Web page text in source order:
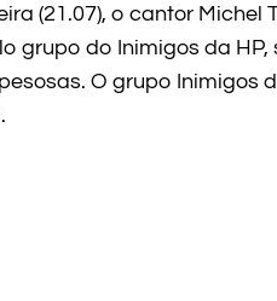
(21.07), o cantor Michel
grupo do Inimigos da
O grupo Inimigos